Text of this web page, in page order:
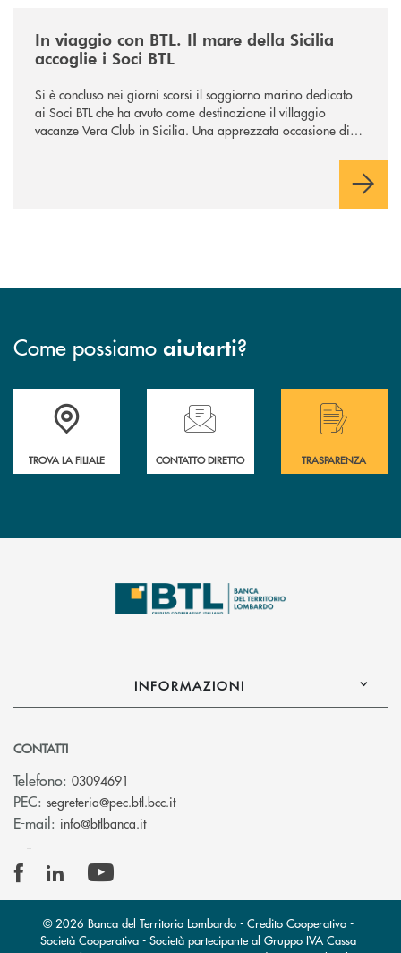
In viaggio con BTL. Il mare della Sicilia
accoglie i Soci BTL
Si è concluso nei giorni scorsi il soggiorno marino dedicato
ai Soci BTL che ha avuto come destinazione il villaggio
vacanze Vera Club in Sicilia. Una apprezzata occasione di
Come possiamo aiutarti?
Accedi all' elenco completo delle filiali .
TROVA LA FILIALE
Hai bisogno di assistenza immediata?
CONTATTO DIRETTO
Hai bisogno di
TRASPARENZA
INFORMAZIONI
CONTATTI
Telefono: 03094691
PEC: segreteria@pec.btl.bcc.it(si apre l’app di posta elettronica)
E-mail: info@btlbanca.it(si apre l’app di posta elettronica)
© 2026 Banca del Territorio Lombardo - Credito Cooperativo -
Società Cooperativa - Società partecipante al Gruppo IVA Cassa